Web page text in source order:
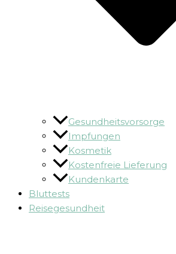
Gesundheitsvorsorge
Impfungen
Kosmetik
Kostenfreie Lieferung
Kundenkarte
Bluttests
Reisegesundheit